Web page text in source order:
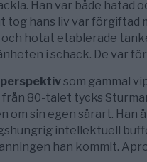
Han var både hatad
tog hans liv var förgiftad
hotat etablerade
i schack. De var
som gammal
80-talet tycks
om sin egen särart. Han
intellektuell
han kommit.